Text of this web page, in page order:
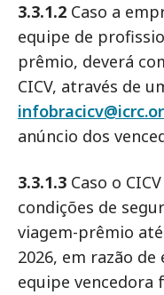
3.3.1.2 Caso a
equipe de
prêmio, deverá
CICV, através de
anúncio dos
3.3.1.3 Caso o
condições de
viagem-prêmio
2026, em razão de
equipe vencedora